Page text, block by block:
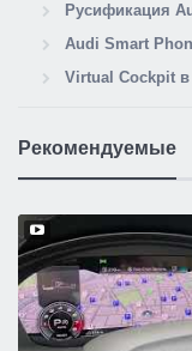
Русификация
Audi Smart
Virtual Cockpit
Рекомендуемые